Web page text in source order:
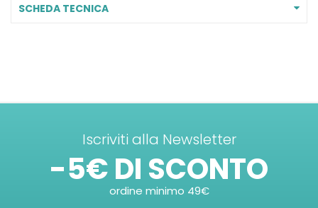
SCHEDA TECNICA
Iscriviti alla Newsletter
-5€ DI SCONTO
ordine minimo 49€